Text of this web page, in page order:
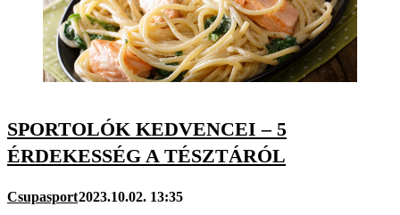
SPORTOLÓK KEDVENCEI – 5
ÉRDEKESSÉG A TÉSZTÁRÓL
Csupasport2023.10.02. 13:35